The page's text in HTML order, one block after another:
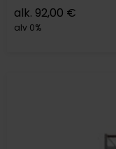
alk. 92,00 €
alv 0%